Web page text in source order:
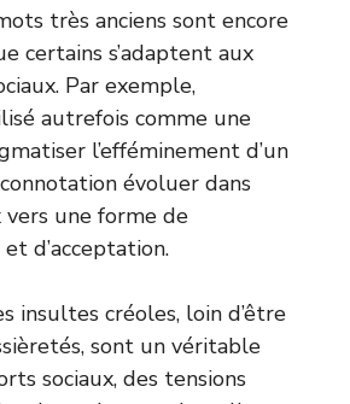
très anciens sont encore
certains s’adaptent aux
Par exemple,
autrefois comme une
l’efféminement d’un
évoluer dans
une forme de
d’acceptation.
insultes créoles, loin d’être
sont un véritable
sociaux, des tensions